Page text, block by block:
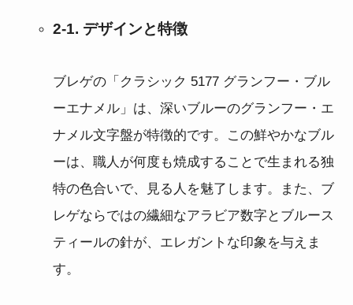
2-1. デザインと特徴
ブレゲの「クラシック 5177 グランフー・ブル
ーエナメル」は、深いブルーのグランフー・エ
ナメル文字盤が特徴的です。この鮮やかなブル
ーは、職人が何度も焼成することで生まれる独
特の色合いで、見る人を魅了します。また、ブ
レゲならではの繊細なアラビア数字とブルース
ティールの針が、エレガントな印象を与えま
す。